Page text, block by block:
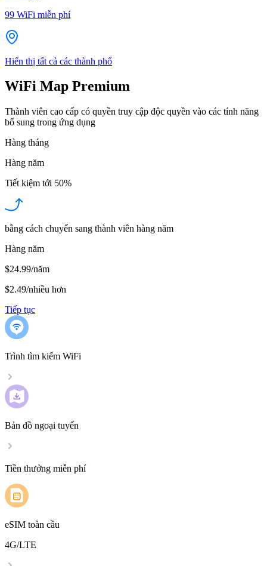
99 WiFi miễn phí
Hiển thị tất cả các thành phố
WiFi Map Premium
Thành viên cao cấp có quyền truy cập độc quyền vào các tính năng
bổ sung trong ứng dụng
Hàng tháng
Hàng năm
Tiết kiệm tới 50%
bằng cách chuyển sang thành viên hàng năm
Hàng năm
$24.99/năm
$2.49/nhiều hơn
Tiếp tục
Trình tìm kiếm WiFi
Bản đồ ngoại tuyến
Tiền thưởng miễn phí
eSIM toàn cầu
4G/LTE